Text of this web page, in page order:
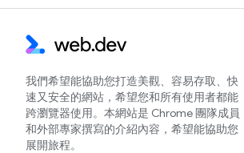
我們希望能協助您打造美觀、容易存取、快
速又安全的網站，希望您和所有使用者都能
跨瀏覽器使用。本網站是 Chrome 團隊成員
和外部專家撰寫的介紹內容，希望能協助您
展開旅程。